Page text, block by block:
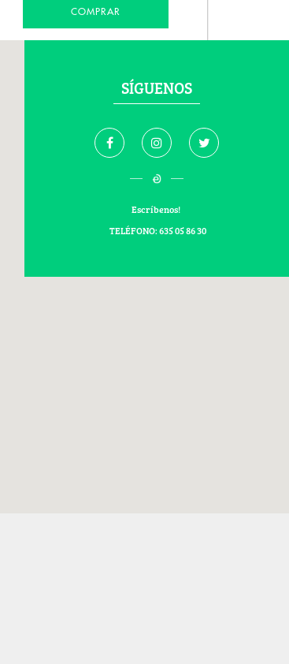
COMPRAR
SÍGUENOS
Escríbenos!
TELÉFONO: 635 05 86 30